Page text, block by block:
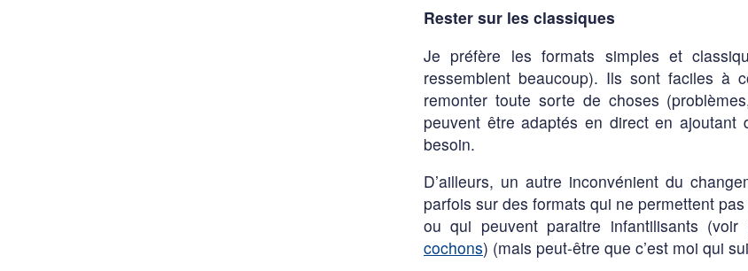
Rester sur les classiques
Je préfère les formats simples et
ressemblent beaucoup). Ils sont faciles à
remonter toute sorte de choses
peuvent être adaptés en direct en
besoin.
D’ailleurs, un autre inconvénient du
parfois sur des formats qui ne permettent
ou qui peuvent paraitre infantilisants (voir
cochons) (mais peut-être que c’est moi qui